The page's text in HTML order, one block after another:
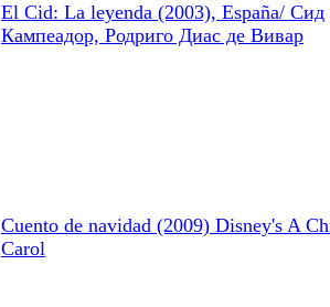
El Cid: La leyenda (2003), España/ Сид
Кампеадор, Родриго Диас де Вивар
Cuento de navidad (2009) Disney's A
Carol